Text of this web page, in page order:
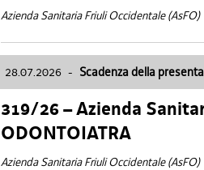
Azienda Sanitaria Friuli Occidentale (AsFO)
28.07.2026 - Scadenza della
319/26 – Azienda
ODONTOIATRA
Azienda Sanitaria Friuli Occidentale (AsFO)